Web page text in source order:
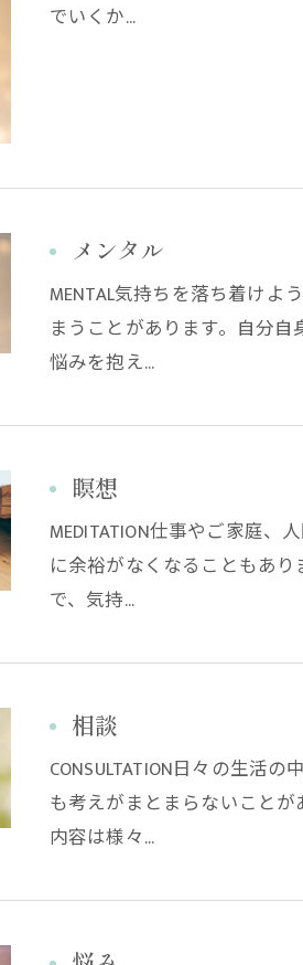
でいくか…
メンタル
MENTAL気持ちを落ち着けよ
まうことがあります。自分
悩みを抱え…
瞑想
MEDITATION仕事やご家庭
に余裕がなくなることもあ
で、気持…
相談
CONSULTATION日々の生活
も考えがまとまらないこと
内容は様々…